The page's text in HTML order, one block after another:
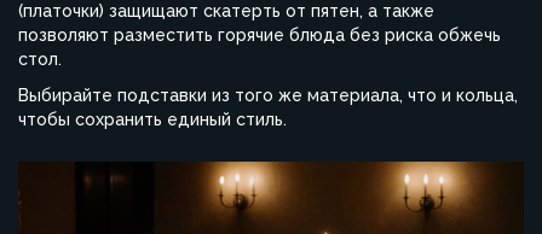
(платочки) защищают скатерть от пятен, а также
позволяют разместить горячие блюда без риска обжечь
стол.
Выбирайте подставки из того же материала, что и кольца,
чтобы сохранить единый стиль.